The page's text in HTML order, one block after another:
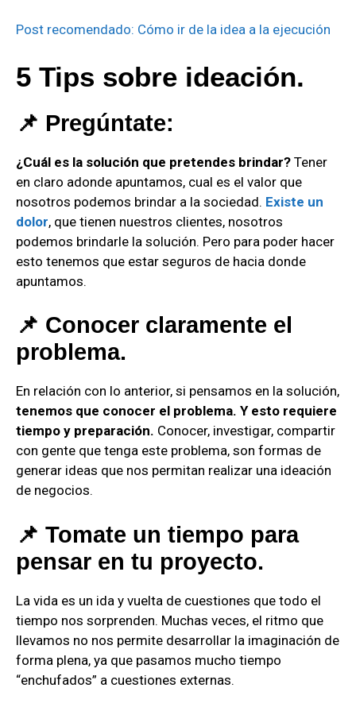
Post recomendado: Cómo ir de la idea a la ejecución
5 Tips sobre ideación.
📌 Pregúntate:
¿Cuál es la solución que pretendes brindar? Tener
en claro adonde apuntamos, cual es el valor que
nosotros podemos brindar a la sociedad. Existe un
dolor, que tienen nuestros clientes, nosotros
podemos brindarle la solución. Pero para poder hacer
esto tenemos que estar seguros de hacia donde
apuntamos.
📌 Conocer claramente el
problema.
En relación con lo anterior, si pensamos en la solución,
tenemos que conocer el problema. Y esto requiere
tiempo y preparación. Conocer, investigar, compartir
con gente que tenga este problema, son formas de
generar ideas que nos permitan realizar una ideación
de negocios.
📌 Tomate un tiempo para
pensar en tu proyecto.
La vida es un ida y vuelta de cuestiones que todo el
tiempo nos sorprenden. Muchas veces, el ritmo que
llevamos no nos permite desarrollar la imaginación de
forma plena, ya que pasamos mucho tiempo
“enchufados” a cuestiones externas.